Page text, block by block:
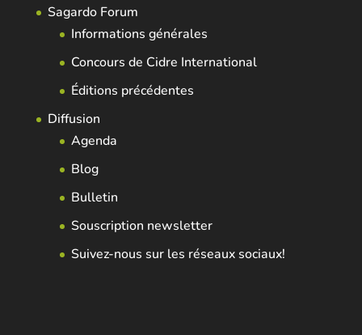
Sagardo Forum
Informations générales
Concours de Cidre International
Éditions précédentes
Diffusion
Agenda
Blog
Bulletin
Souscription newsletter
Suivez-nous sur les réseaux sociaux!